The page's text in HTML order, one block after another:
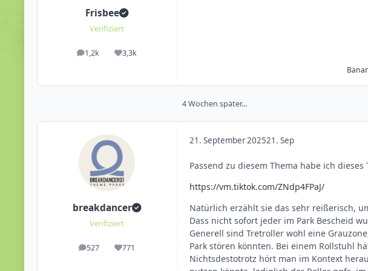
Frisbee
Verifiziert
1,2k
Beiträge 3,3k
Reputation
4 Wochen später...
breakdancer
Verifiziert
527
Beiträge 771
Reputation
21. September 202521. Sep
Passend zu diesem Thema habe ich dieses
https://vm.tiktok.com/ZNdp4FPaJ/
Natürlich erzählt sie das sehr reißerisch,
Dass nicht sofort jeder im Park Bescheid
Generell sind Tretroller wohl eine
Park stören könnten. Bei einem Rollstuhl
Nichtsdestotrotz hört man im Kontext